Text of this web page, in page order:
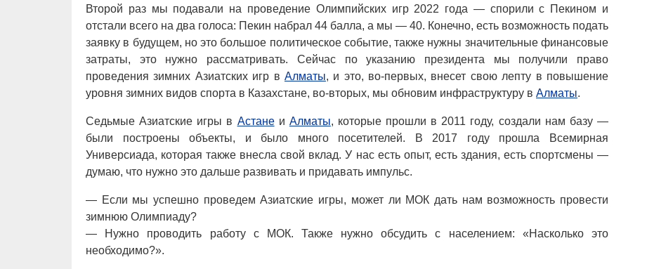
Второй раз мы подавали на проведение Олимпийских игр 2022 года — спорили с Пекином и
отстали всего на два голоса: Пекин набрал 44 балла, а мы — 40. Конечно, есть возможность подать
заявку в будущем, но это большое политическое событие, также нужны значительные финансовые
затраты, это нужно рассматривать. Сейчас по указанию президента мы получили право
проведения зимних Азиатских игр в Алматы, и это, во-первых, внесет свою лепту в повышение
уровня зимних видов спорта в Казахстане, во-вторых, мы обновим инфраструктуру в Алматы.
Седьмые Азиатские игры в Астанеи Алматы, которые прошли в 2011 году, создали нам базу —
были построены объекты, и было много посетителей. В 2017 году прошла Всемирная
Универсиада, которая также внесла свой вклад. У нас есть опыт, есть здания, есть спортсмены —
думаю, что нужно это дальше развивать и придавать импульс.
— Если мы успешно проведем Азиатские игры, может ли МОК дать нам возможность провести
зимнюю Олимпиаду?
— Нужно проводить работу с МОК. Также нужно обсудить с населением: «Насколько это
необходимо?».